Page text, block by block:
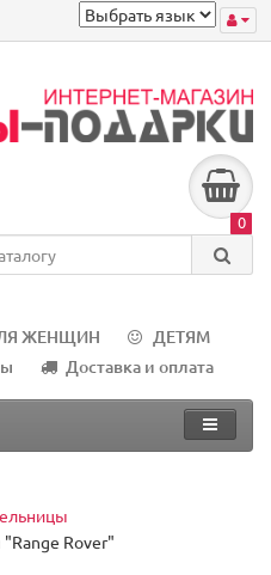
0
ЖЕНЩИН
ДЕТЯМ
Доставка и оплата
"Range Rover"